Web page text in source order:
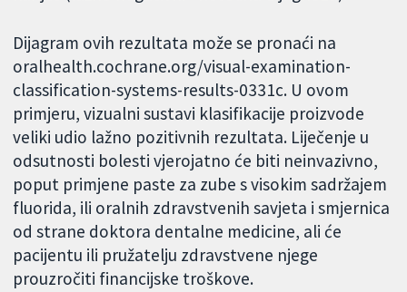
Dijagram ovih rezultata može se pronaći na
oralhealth.cochrane.org/visual-examination-
classification-systems-results-0331c. U ovom
primjeru, vizualni sustavi klasifikacije proizvode
veliki udio lažno pozitivnih rezultata. Liječenje u
odsutnosti bolesti vjerojatno će biti neinvazivno,
poput primjene paste za zube s visokim sadržajem
fluorida, ili oralnih zdravstvenih savjeta i smjernica
od strane doktora dentalne medicine, ali će
pacijentu ili pružatelju zdravstvene njege
prouzročiti financijske troškove.